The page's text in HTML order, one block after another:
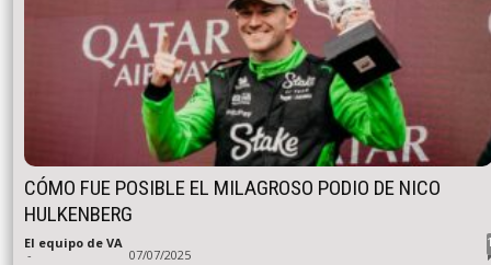
CÓMO FUE POSIBLE EL MILAGROSO PODIO DE NICO
HULKENBERG
El equipo de VA
- 07/07/2025